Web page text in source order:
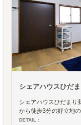
シェアハウスひだ
シェアハウスひだまり
から徒歩3分の好立地
DETAIL :